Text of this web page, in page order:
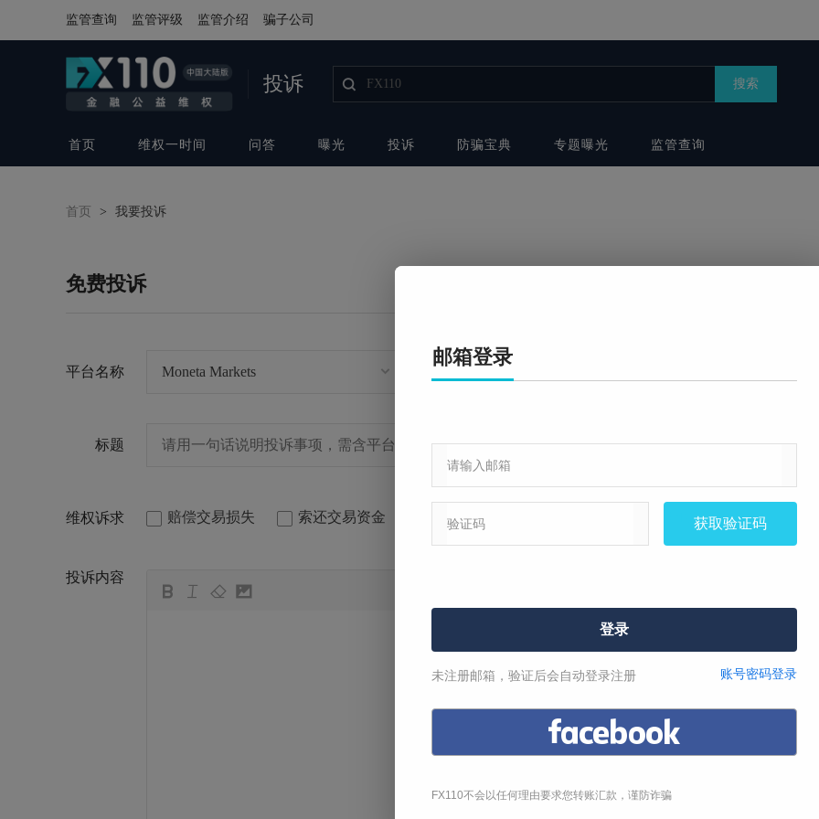
监管查询 监管评级 监管介绍 骗子公司
投诉 搜索
首页 维权一时间 问答 曝光 投诉 防骗宝典 专题曝光 监管查询
首页 > 我要投诉
免费投诉
平台名称
标题
维权诉求 赔偿交易损失 索还交易资金 虚假宣传理赔
投诉内容
뀁 뀃 뀂 뀄